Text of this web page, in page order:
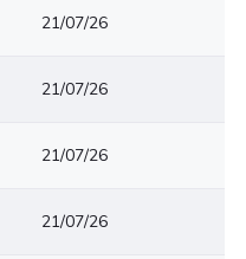
21/07/26
21/07/26
21/07/26
21/07/26